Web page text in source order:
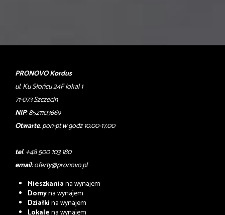
PRONOVO Kordus
ul. Ku Słońcu 24F lokal 1
71-073 Szczecin
NIP: 8521103669
Otwarte: pon-pt w godz 10.00-17.00
tel. +48 500 103 180
email:oferty@pronovo.pl
Mieszkaniana wynajem
Domyna wynajem
Działkina wynajem